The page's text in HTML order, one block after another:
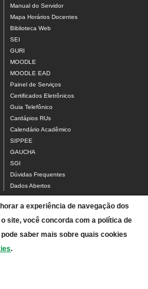
Manual do Servidor
Mapa Horários Docentes
Biblioteca Web
SEI
GURI
MOODLE
MOODLE EAD
Painel de Serviços
Certificados Eletrônicos
Guia Telefônico
Cardápios RUs
Calendário Acadêmico
SIPPEE
GAUCHA
SGI
Dúvidas Frequentes
Dados Abertos
a experiência de navegação dos
site, você concorda com a política de
saber mais sobre quais cookies
.